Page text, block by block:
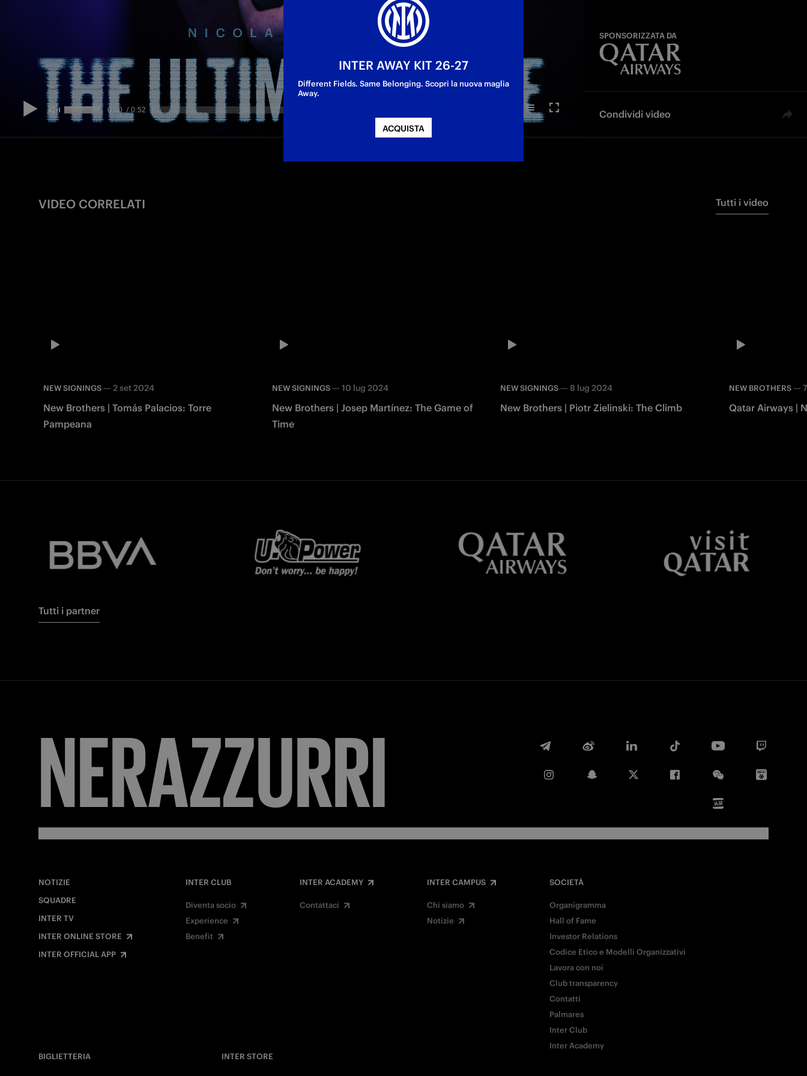
SPONSORIZZATA DA
Condividi video
VIDEO CORRELATI Tutti i video
NEW SIGNINGS — 2 set 2024
New Brothers | Tomás Palacios: Torre
Pampeana
NEW SIGNINGS— 10 lug 2024
New Brothers | Josep Martínez: The Game of
Time
NEW SIGNINGS —8 lug 2024
New Brothers | Piotr Zielinski: The Climb
NEW BROTHERS—
Qatar Airways |
Tutti i partner
FORZA
NOTIZIE
SQUADRE
INTER TV
INTER ONLINE STORE
INTER OFFICIAL APP
INTER CLUB
Diventa socio
Experience
Benefit
INTER ACADEMY
Contattaci
INTER CAMPUS
Chi siamo
Notizie
SOCIETÀ
Organigramma
Hall of Fame
Investor Relations
Codice Etico e Modelli Organizzativi
Lavora con noi
Club transparency
Contatti
Palmares
Inter Club
Inter Academy
BIGLIETTERIA
INTER STORE
INTER AWAY KIT 26-27
Different Fields. Same Belonging. Scopri la nuova maglia
Away.
ACQUISTA